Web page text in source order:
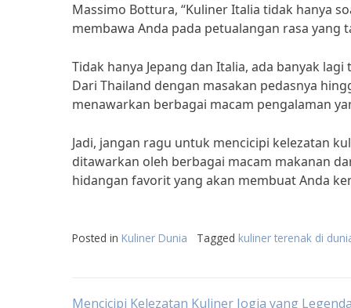
Massimo Bottura, “Kuliner Italia tidak hanya
membawa Anda pada petualangan rasa yang
Tidak hanya Jepang dan Italia, ada banyak
Dari Thailand dengan masakan pedasnya
menawarkan berbagai macam pengalaman
Jadi, jangan ragu untuk mencicipi kelezatan
ditawarkan oleh berbagai macam makanan
hidangan favorit yang akan membuat Anda
Posted in Kuliner Dunia Tagged kuliner terenak di
Mencicipi Kelezatan Kuliner Jogja yang